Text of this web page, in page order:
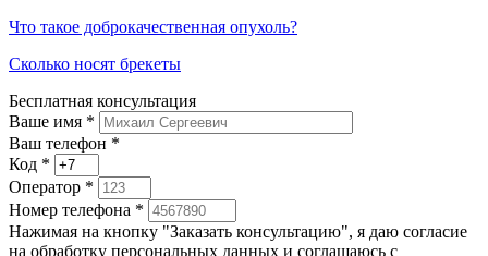
Что такое доброкачественная опухоль?
Сколько носят брекеты
Бесплатная консультация
Ваше имя *
Ваш телефон *
Код *
Оператор *
Номер телефона *
Нажимая на кнопку "Заказать консультацию", я даю согласие
на обработку персональных данных и соглашаюсь c